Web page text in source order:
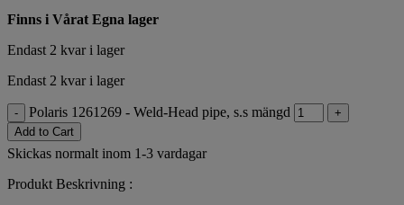
Finns i Vårat Egna lager
Endast 2 kvar i lager
Endast 2 kvar i lager
- Polaris 1261269 - Weld-Head pipe, s.s mängd
+
Add to Cart
Skickas normalt inom 1-3 vardagar
Produkt Beskrivning :